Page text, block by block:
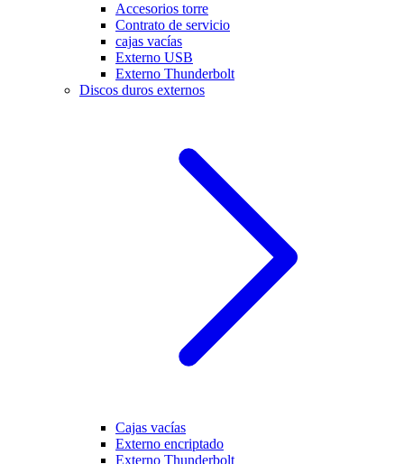
Accesorios torre
Contrato de servicio
cajas vacías
Externo USB
Externo Thunderbolt
Discos duros externos
Cajas vacías
Externo encriptado
Externo Thunderbolt